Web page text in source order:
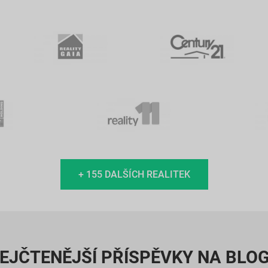
+ 155 DALŠÍCH REALITEK
PŘÍSPĚVKY NA